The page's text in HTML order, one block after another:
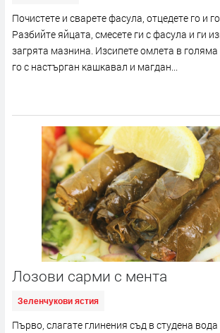
Почистете и сварете фасула, отцедете го и
Разбийте яйцата, смесете ги с фасула и ги
загрята мазнина. Изсипете омлета в
го с настърган кашкавал и магдан...
Лозови сaрми с ментa
Зеленчукови ястия
Първо, слагате глинения съд в студена